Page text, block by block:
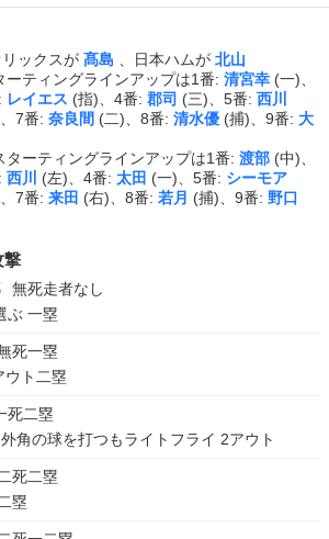
ックスが 髙島 、日本ハムが 北山
ーティングラインアップは1番: 清宮幸 (一)、
レイエス (指)、4番: 郡司 (三)、5番: 西川
7番: 奈良間 (二)、8番: 清水優 (捕)、9番: 大
ターティングラインアップは1番: 渡部 (中)、
西川 (左)、4番: 太田 (一)、5番: シーモア
7番: 来田 (右)、8番: 若月 (捕)、9番: 野口
撃
無死走者なし
ぶ 一塁
死一塁
ウト二塁
死二塁
角の球を打つもライトフライ 2アウト
二死二塁
塁